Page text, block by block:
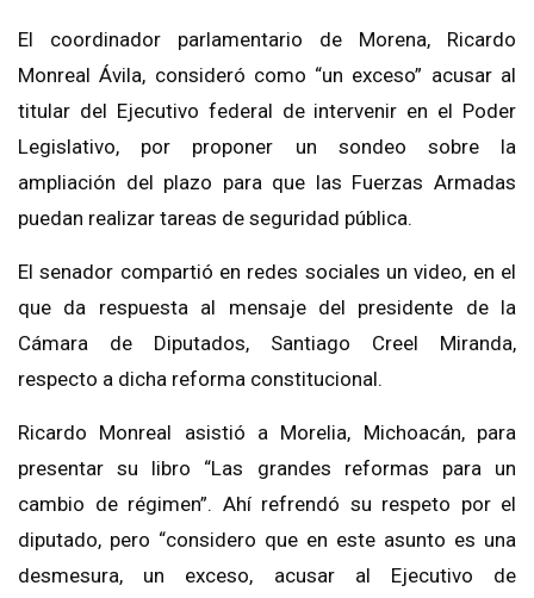
El coordinador parlamentario de Morena, Ricardo
Monreal Ávila, consideró como “un exceso” acusar al
titular del Ejecutivo federal de intervenir en el Poder
Legislativo, por proponer un sondeo sobre la
ampliación del plazo para que las Fuerzas Armadas
puedan realizar tareas de seguridad pública.
El senador compartió en redes sociales un video, en el
que da respuesta al mensaje del presidente de la
Cámara de Diputados, Santiago Creel Miranda,
respecto a dicha reforma constitucional.
Ricardo Monreal asistió a Morelia, Michoacán, para
presentar su libro “Las grandes reformas para un
cambio de régimen”. Ahí refrendó su respeto por el
diputado, pero “considero que en este asunto es una
desmesura, un exceso, acusar al Ejecutivo de